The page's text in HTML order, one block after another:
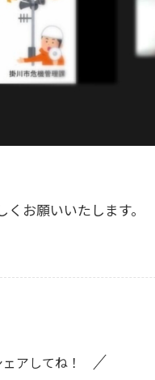
お願いいたします。
アしてね！